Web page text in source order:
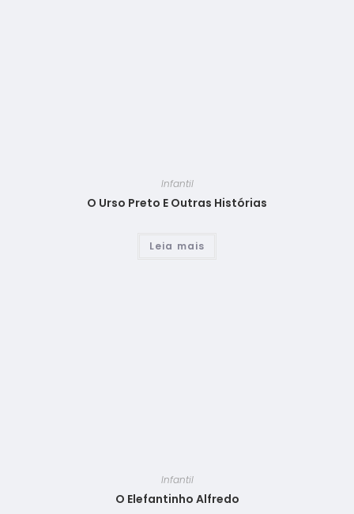
Infantil
O Urso Preto E Outras Histórias
Leia mais
Infantil
O Elefantinho Alfredo